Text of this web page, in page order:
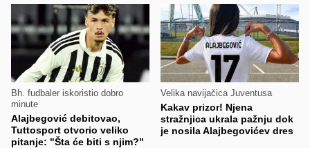
Bh. fudbaler iskoristio dobro
minute
Alajbegović debitovao,
Tuttosport otvorio veliko
pitanje: "Šta će biti s njim?"
Velika navijačica Juventusa
Kakav prizor! Njena
stražnjica ukrala pažnju dok
je nosila Alajbegovićev dres